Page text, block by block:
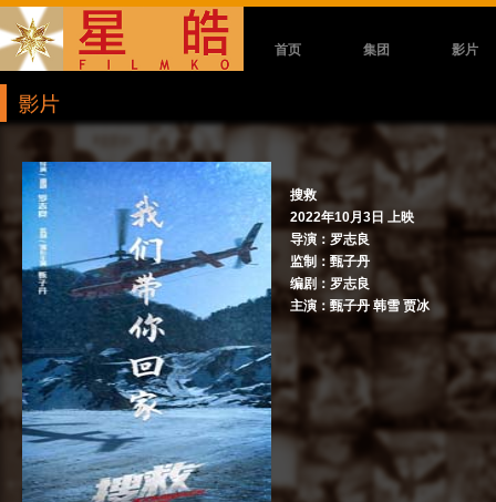
首页 集团 影片
搜救
2022年10月3日 上映
导演：罗志良
监制：甄子丹
编剧：罗志良
主演：甄子丹 韩雪 贾冰